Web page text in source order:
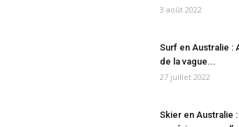
3 août 2022
Surf en Australie :
de la vague...
27 juillet 2022
Skier en Australie :